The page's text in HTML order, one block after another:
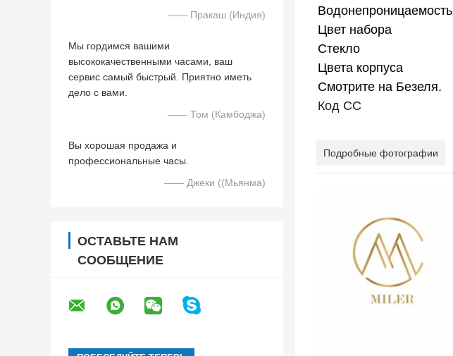
—— Пракаш (Индия)
Мы гордимся вашими
высококачественными часами, ваш
сервис самый быстрый. Приятно иметь
дело с вами.
—— Том (Камбоджа)
Вы хорошая продажа и
профессиональные часы.
—— Джеки ((Мьянма)
ОСТАВЬТЕ НАМ
СООБЩЕНИЕ
Водонепроницаемость
Цвет набора
Стекло
Цвета корпуса
Смотрите на Безеля.
Код СС
Подробные фотографии